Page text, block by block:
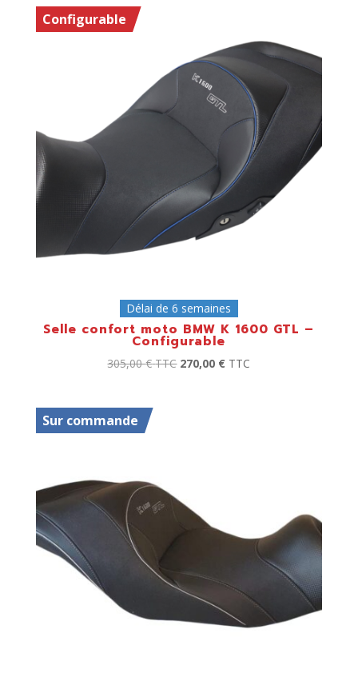
Configurable
Délai de 6 semaines
Selle confort moto BMW K 1600 GTL –
Configurable
305,00€ TTC 270,00 € TTC
Sur commande